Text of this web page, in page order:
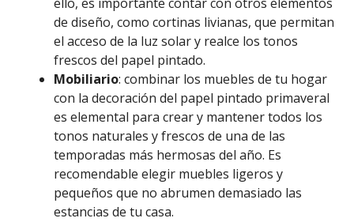
de diseño, como cortinas livianas, que permitan
el acceso de la luz solar y realce los tonos
frescos del papel pintado.
Mobiliario: combinar los muebles de tu hogar
con la decoración del papel pintado primaveral
es elemental para crear y mantener todos los
tonos naturales y frescos de una de las
temporadas más hermosas del año. Es
recomendable elegir muebles ligeros y
pequeños que no abrumen demasiado las
estancias de tu casa.